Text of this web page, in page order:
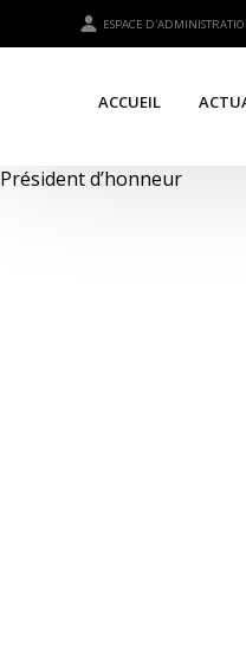
ESPACE
ACCUEIL
Président d’honneur